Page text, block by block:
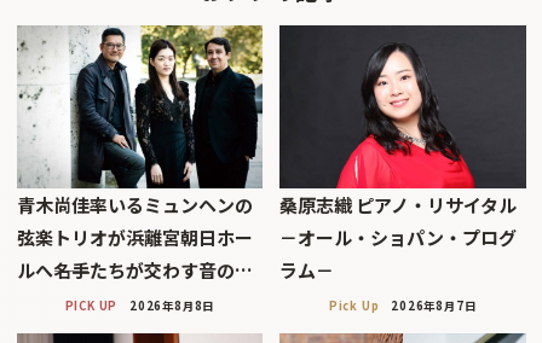
青木尚佳率いるミュンヘンの
弦楽トリオが浜離宮朝日ホー
ルへ――名手たちが交わす音の…
PICK UP 2026年8月8日
桑原志織 ピアノ・リサイタル
－オール・ショパン・プログ
ラム－
Pick Up 2026年8月7日